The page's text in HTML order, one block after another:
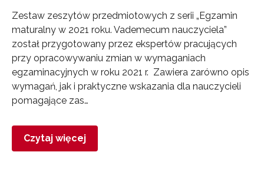
Zestaw zeszytów przedmiotowych z serii „Egzamin
maturalny w 2021 roku. Vademecum nauczyciela”
został przygotowany przez ekspertów pracujących
przy opracowywaniu zmian w wymaganiach
egzaminacyjnych w roku 2021 r. Zawiera zarówno opis
wymagań, jak i praktyczne wskazania dla nauczycieli
pomagające zas…
Czytaj więcej
Newsletter ORE
Zapisz się i bądź na bieżąco z najnowszymi
Adres e-mail: